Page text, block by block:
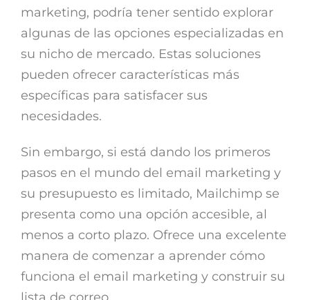
marketing, podría tener sentido explorar
algunas de las opciones especializadas en
su nicho de mercado. Estas soluciones
pueden ofrecer características más
específicas para satisfacer sus
necesidades.
Sin embargo, si está dando los primeros
pasos en el mundo del email marketing y
su presupuesto es limitado, Mailchimp se
presenta como una opción accesible, al
menos a corto plazo. Ofrece una excelente
manera de comenzar a aprender cómo
funciona el email marketing y construir su